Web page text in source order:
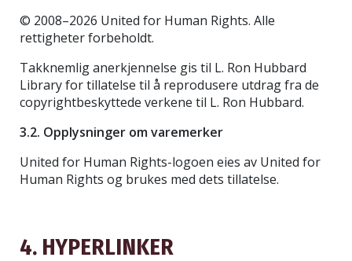
© 2008–2026 United for Human Rights. Alle
rettigheter forbeholdt.
Takknemlig anerkjennelse gis til L. Ron Hubbard
Library for tillatelse til å reprodusere utdrag fra de
copyrightbeskyttede verkene til L. Ron Hubbard.
3.2. Opplysninger om varemerker
United for Human Rights-logoen eies av United for
Human Rights og brukes med dets tillatelse.
4. HYPERLINKER